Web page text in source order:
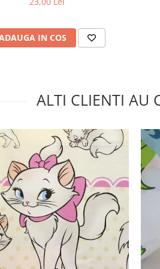
IN COS
ALTI CLIENTI AU